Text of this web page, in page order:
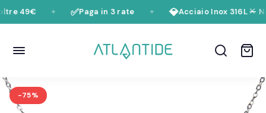
Vai al contenuto
49€ ✦ ✅Paga in 3 rate ✦ 💎Acciaio Inox 316L —
-75%